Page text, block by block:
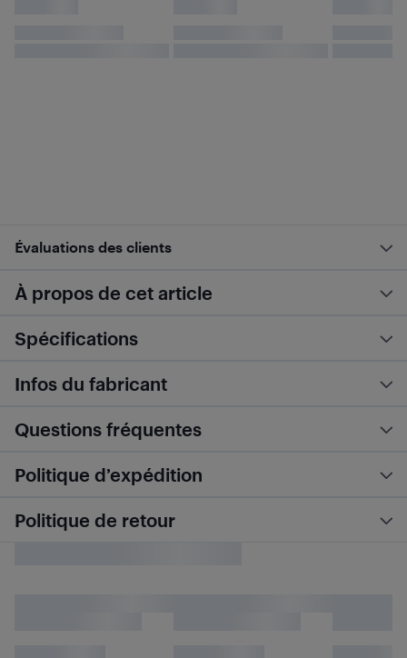
Évaluations des clients
À propos de cet article
Spécifications
Infos du fabricant
Questions fréquentes
Politique d’expédition
Politique de retour